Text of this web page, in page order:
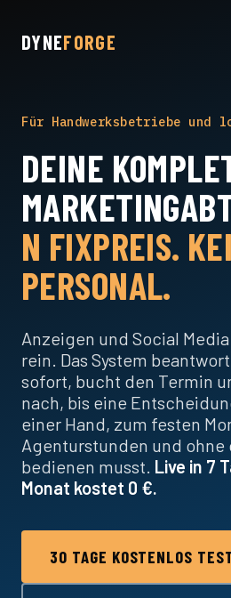
DYNEFORGE
Für Handwerksbetriebe
DEINE
N FIXPREIS.
PERSONAL.
Anzeigen und Social
rein. Das System
sofort, bucht den Termin
nach, bis eine
einer Hand, zum festen
Agenturstunden und ohne
bedienen musst. Live in 7
Monat kostet 0 €.
30 TAGE KOSTENLOS